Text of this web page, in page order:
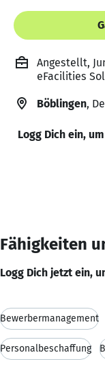
Angestellt,
eFacilities
Böblingen,
Logg Dich ein,
Fähigkeiten
Logg Dich jetzt ein,
Bewerbermanagement
Personalbeschaffung